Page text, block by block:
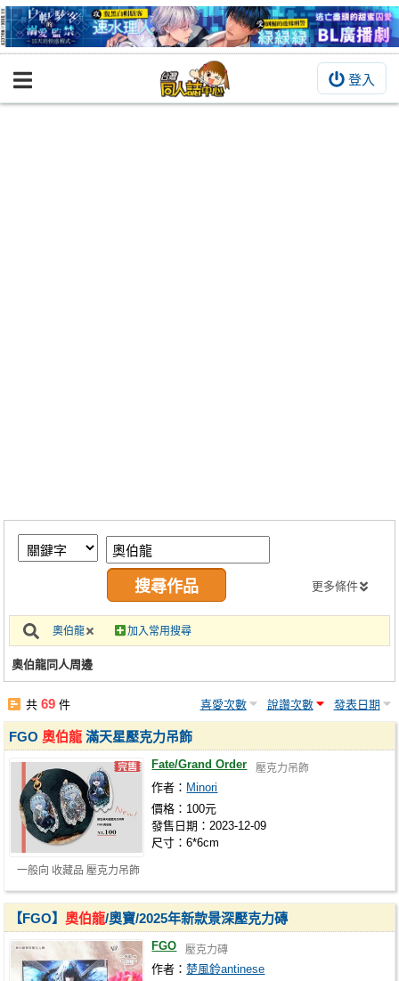
登入
BOOKY書集倉庫
繪圖藝廊
交流中心
攤位轉讓區
會員功能選單
註冊會員
更多條件
奧伯龍 加入常用搜尋
奧伯龍同人周邊
共69 件 喜愛次數 說讚次數 發表日期
一般向 收藏品 壓克力吊飾
FGO奧伯龍 滿天星壓克力吊飾
Fate/Grand Order 壓克力吊飾
作者： Minori
價格：100元
發售日期：2023-12-09
尺寸：6*6cm
【FGO】奧伯龍/奧寶/2025年新款景深壓克力磚
FGO 壓克力磚
作者：楚風鈴antinese